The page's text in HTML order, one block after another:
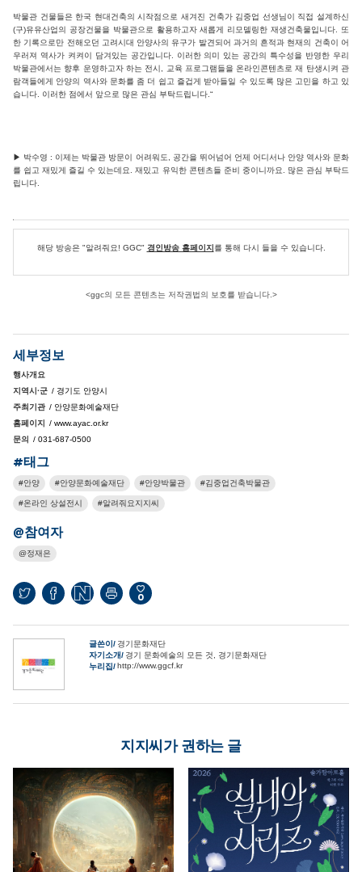
박물관 건물들은 한국 현대건축의 시작점으로 새겨진 건축가 김중업 선생님이 직접 설계하신
(구)유유산업의 공장건물을 박물관으로 활용하고자 새롭게 리모델링한 재생건축물입니다. 또
한 기록으로만 전해오던 고려시대 안양사의 유구가 발견되어 과거의 흔적과 현재의 건축이 어
우러져 역사가 켜켜이 담겨있는 공간입니다. 이러한 의미 있는 공간의 특수성을 반영한 우리
박물관에서는 향후 운영하고자 하는 전시, 교육 프로그램들을 온라인콘텐츠로 재 탄생시켜 관
람객들에게 안양의 역사와 문화를 좀 더 쉽고 즐겁게 받아들일 수 있도록 많은 고민을 하고 있
습니다. 이러한 점에서 앞으로 많은 관심 부탁드립니다.“
▶ 박수영 : 이제는 박물관 방문이 어려워도, 공간을 뛰어넘어 언제 어디서나 안양 역사와 문화
를 쉽고 재밌게 즐길 수 있는데요. 재밌고 유익한 콘텐츠들 준비 중이니까요. 많은 관심 부탁드
립니다.
해당 방송은 "알려줘요! GGC" 경인방송 홈페이지 를 통해 다시 들을 수 있습니다.
<ggc의 모든 콘텐츠는 저작권법의 보호를 받습니다.>
세부정보
행사개요
지역시·군 / 경기도 안양시
주최기관 / 안양문화예술재단
홈페이지
/ www.ayac.or.kr
문의
/ 031-687-0500
#태그
안양 안양문화예술재단 안양박물관 김중업건축박물관
온라인 상설전시 알려줘요지지씨
@참여자
정재은
0
글쓴이
경기문화재단
자기소개
경기 문화예술의 모든 것, 경기문화재단
누리집 http://www.ggcf.kr
지지씨가 권하는 글